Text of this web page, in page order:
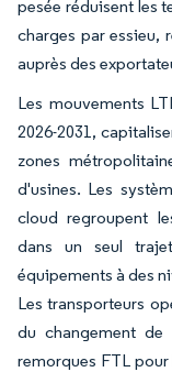
pesée réduisent les
charges par essieu,
auprès des
Les mouvements
2026-2031,
zones
d'usines. Les
cloud regroupent
dans un seul
équipements à des
Les transporteurs
du changement
remorques FTL